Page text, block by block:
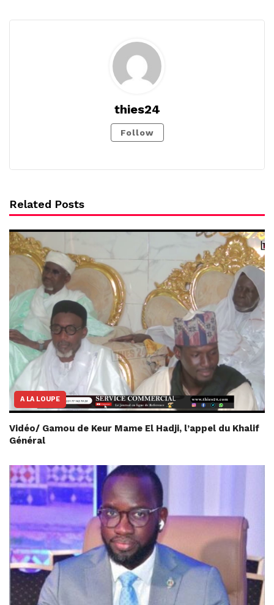
thies24
Follow
Related Posts
A LA LOUPE
Vidéo/ Gamou de Keur Mame El Hadji, l’appel du Khalif
Général